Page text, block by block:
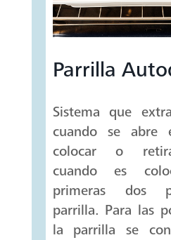
Parrilla
Sistema que
cuando se abre
colocar o
cuando es
primeras dos
parrilla. Para las
la parrilla se